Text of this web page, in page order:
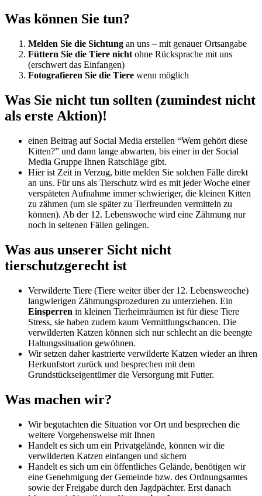
Was können Sie tun?
Melden Sie die Sichtung an uns – mit genauer Ortsangabe
Füttern Sie die Tiere nicht ohne Rücksprache mit uns
(erschwert das Einfangen)
Fotografieren Sie die Tiere wenn möglich
Was Sie nicht tun sollten (zumindest nicht
als erste Aktion)!
einen Beitrag auf Social Media erstellen “Wem gehört diese
Kitten?” und dann lange abwarten, bis einer in der Social
Media Gruppe Ihnen Ratschläge gibt.
Hier ist Zeit in Verzug, bitte melden Sie solchen Fälle direkt
an uns. Für uns als Tierschutz wird es mit jeder Woche einer
verspäteten Aufnahme immer schwieriger, die kleinen Kitten
zu zähmen (um sie später zu Tierfreunden vermitteln zu
können). Ab der 12. Lebenswoche wird eine Zähmung nur
noch in seltenen Fällen gelingen.
Was aus unserer Sicht nicht
tierschutzgerecht ist
Verwilderte Tiere (Tiere weiter über der 12. Lebensweoche)
langwierigen Zähmungsprozeduren zu unterziehen. Ein
Einsperren in kleinen Tierheimräumen ist für diese Tiere
Stress, sie haben zudem kaum Vermittlungschancen. Die
verwilderten Katzen können sich nur schlecht an die beengte
Haltungssituation gewöhnen.
Wir setzen daher kastrierte verwilderte Katzen wieder an ihren
Herkunfstort zurück und besprechen mit dem
Grundstückseigentümer die Versorgung mit Futter.
Was machen wir?
Wir begutachten die Situation vor Ort und besprechen die
weitere Vorgehensweise mit Ihnen
Handelt es sich um ein Privatgelände, können wir die
verwilderten Katzen einfangen und sichern
Handelt es sich um ein öffentliches Gelände, benötigen wir
eine Genehmigung der Gemeinde bzw. des Ordnungsamtes
sowie der Freigabe durch den Jagdpächter. Erst danach